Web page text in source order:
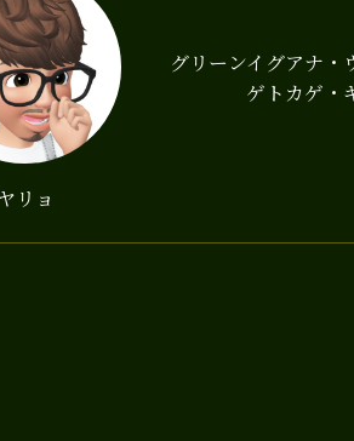
リョ
グリーンイグアナ・
ゲトカゲ・